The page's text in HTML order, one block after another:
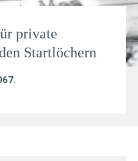
private
Startlöchern
.